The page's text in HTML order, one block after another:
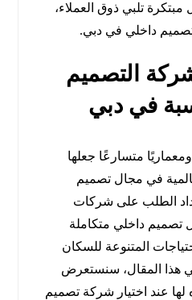
مبتكرة تلبي ذوق العملاء،
داخلي في دبي.
شركة التصميم
في دبي
متسارعًا جعلها
في مجال تصميم
الطلب على شركات
داخلي متكاملة
المتنوعة للسكان
هذا المقال، سنستعرض
لها عند اختيار شركة تصميم